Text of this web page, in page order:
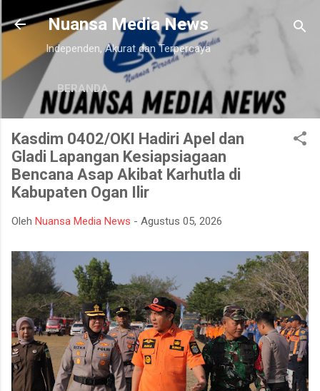
Langsung ke konten utama
Nuansa Media News
Independen, Akurat dan Terpercaya
BERANDA
Kasdim 0402/OKI Hadiri Apel dan
Gladi Lapangan Kesiapsiagaan
Bencana Asap Akibat Karhutla di
Kabupaten Ogan Ilir
Oleh Nuansa Media News - Agustus 05, 2026